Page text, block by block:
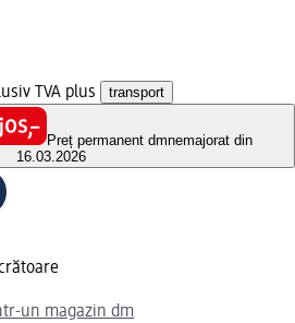
TVA plus transport
Preț permanent dmnemajorat din
16.03.2026
un magazin dm